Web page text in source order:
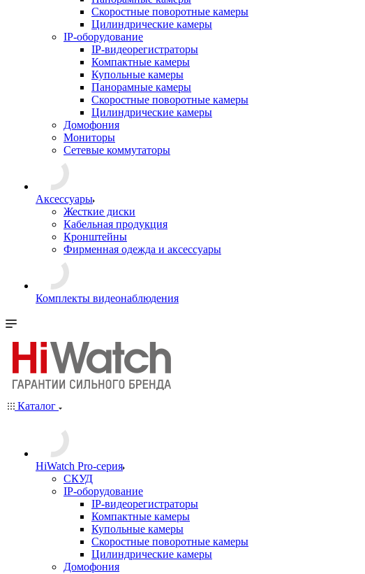
Скоростные поворотные камеры
Цилиндрические камеры
IP-оборудование
IP-видеорегистраторы
Компактные камеры
Купольные камеры
Панорамные камеры
Скоростные поворотные камеры
Цилиндрические камеры
Домофония
Мониторы
Сетевые коммутаторы
Аксессуары
Жесткие диски
Кабельная продукция
Кронштейны
Фирменная одежда и аксессуары
Комплекты видеонаблюдения
Каталог
HiWatch Pro-серия
CКУД
IP-оборудование
IP-видеорегистраторы
Компактные камеры
Купольные камеры
Скоростные поворотные камеры
Цилиндрические камеры
Домофония